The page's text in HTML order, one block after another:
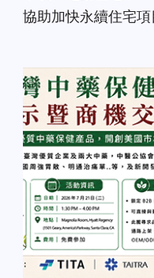
協助加快永續住宅項